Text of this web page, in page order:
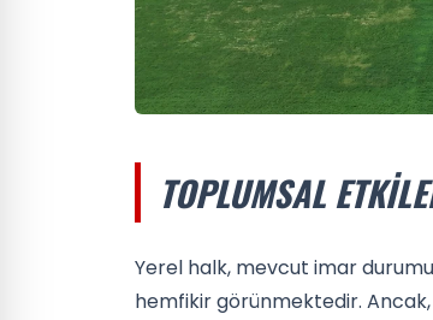
TOPLUMSAL
Yerel halk, mevcut imar
hemfikir görünmektedir. Ancak,